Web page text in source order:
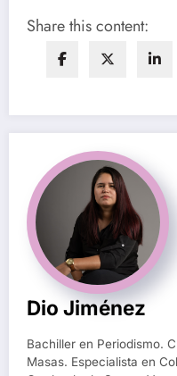
Share this content:
Dio Jiménez
Bachiller en Periodismo.
Masas. Especialista en